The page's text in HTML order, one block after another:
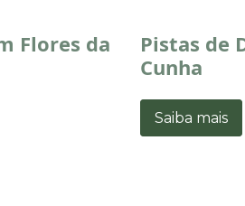
Flores da
Pistas de
Cunha
Saiba mais